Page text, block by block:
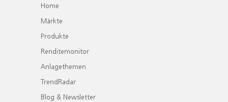
Home
Märkte
Produkte
Renditemonitor
Anlagethemen
TrendRadar
Blog & Newsletter